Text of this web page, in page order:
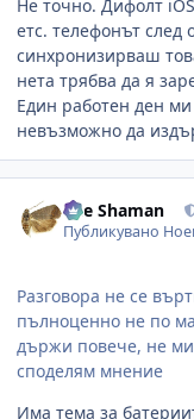
Не точно. Дифолт
етс. телефонът след
синхронизирваш
нета трябва да я
Един работен ден
невъзможно да
The Shaman
Публикувано
Разговора не се
пълноценно не по
държи повече, не
споделям мнение
Има тема за